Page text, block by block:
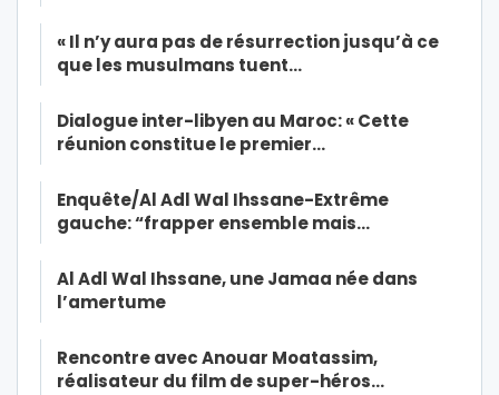
« Il n’y aura pas de résurrection jusqu’à ce
que les musulmans tuent…
Dialogue inter-libyen au Maroc: « Cette
réunion constitue le premier…
Enquête/Al Adl Wal Ihssane-Extrême
gauche: “frapper ensemble mais…
Al Adl Wal Ihssane, une Jamaa née dans
l’amertume
Rencontre avec Anouar Moatassim,
réalisateur du film de super-héros…